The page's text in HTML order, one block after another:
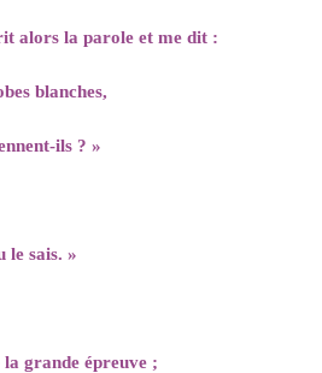
alors la parole et me dit :
blanches,
ils ? »
le sais. »
grande épreuve ;